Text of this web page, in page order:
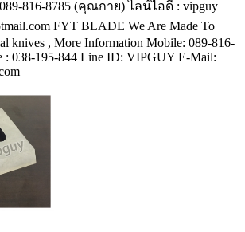
816-8785 (คุณกาย) ไลน์ไอดี : vipguy
FYT BLADE We Are Made To
knives , More Information Mobile: 089-816-
: 038-195-844 Line ID: VIPGUY E-Mail: